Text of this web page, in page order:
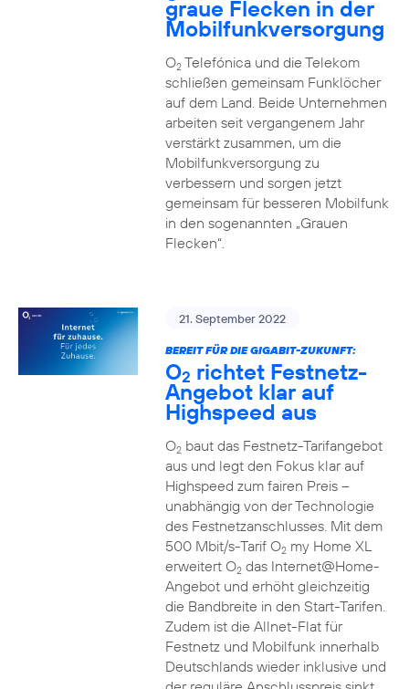
graue Flecken in der
Mobilfunkversorgung
O2Telefónica und die Telekom
schließen gemeinsam Funklöcher
auf dem Land. Beide Unternehmen
arbeiten seit vergangenem Jahr
verstärkt zusammen, um die
Mobilfunkversorgung zu
verbessern und sorgen jetzt
gemeinsam für besseren Mobilfunk
in den sogenannten „Grauen
Flecken“.
21. September 2022
BEREIT FÜR DIE GIGABIT-ZUKUNFT:
O2 richtet Festnetz-
Angebot klar auf
Highspeed aus
O2baut das Festnetz-Tarifangebot
aus und legt den Fokus klar auf
Highspeed zum fairen Preis –
unabhängig von der Technologie
des Festnetzanschlusses. Mit dem
500 Mbit/s-Tarif O2my Home XL
erweitert O2das Internet@Home-
Angebot und erhöht gleichzeitig
die Bandbreite in den Start-Tarifen.
Zudem ist die Allnet-Flat für
Festnetz und Mobilfunk innerhalb
Deutschlands wieder inklusive und